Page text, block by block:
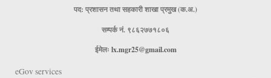
पद: प्रशासन तथा सहकारी शाखा प्रमुख (क.अ.)
सम्पर्क नं. ९८६२७७१८०६
ईमेलः lx.mgr25@gmail.com
eGov services